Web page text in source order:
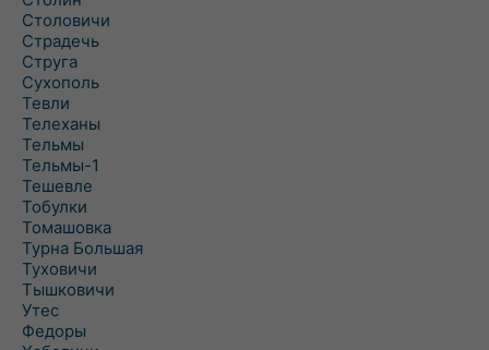
Столовичи
Страдечь
Струга
Сухополь
Тевли
Телеханы
Тельмы
Тельмы-1
Тешевле
Тобулки
Томашовка
Турна Большая
Туховичи
Тышковичи
Утес
Федоры